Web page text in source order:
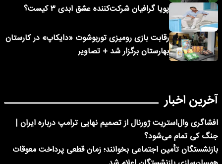
پویا گرافیان شرکت‌کننده عشق ابدی ۳ کیست؟
رقابت بازی رومیزی توربوشوت «دایکاپ» در کارستان
بهارستان برگزار شد + تصاویر
آخرین اخبار
افشاگری وال‌استریت ژورنال از تصمیم نهایی ترامپ درباره ایران |
جنگ کی تمام می‌شود؟
بازنشستگان تأمین اجتماعی بخوانند؛ زمان قطعی پرداخت معوقات